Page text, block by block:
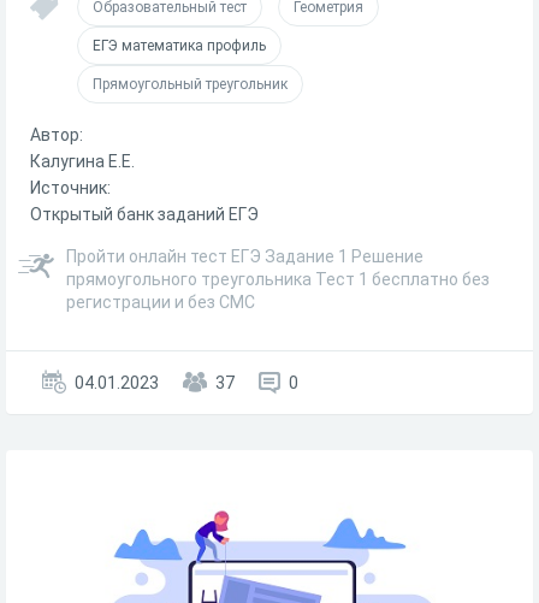
Образовательный тест Геометрия
ЕГЭ математика профиль
Прямоугольный треугольник
Автор:
Калугина Е.Е.
Источник:
Открытый банк заданий ЕГЭ
Пройти онлайн тест ЕГЭ Задание 1 Решение
прямоугольного треугольника Тест 1 бесплатно без
регистрации и без СМС
04.01.2023 37 0